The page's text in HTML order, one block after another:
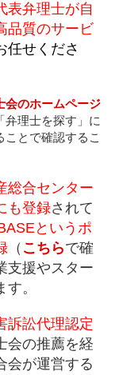
表弁理士が自
品質のサービ
任せくださ
会のホームページ
弁理士を探す」に
ことで確認するこ
総合センター
も登録されて
というポ
（ こちらで確
支援やスター
。
訴訟代理認定
会の推薦を経
会が運営する